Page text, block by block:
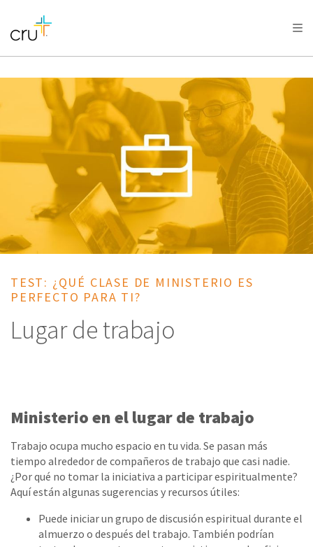
AFRICA
AMERICA / CARIBBEAN
OCEANIA
TEST: ¿QUÉ CLASE DE MINISTERIO ES
PERFECTO PARA TI?
Lugar de trabajo
Ministerio en el lugar de trabajo
Trabajo ocupa mucho espacio en tu vida. Se pasan más
tiempo alrededor de compañeros de trabajo que casi nadie.
¿Por qué no tomar la iniciativa a participar espiritualmente?
Aquí están algunas sugerencias y recursos útiles:
Puede iniciar un grupo de discusión espiritual durante el
almuerzo o después del trabajo. También podrían